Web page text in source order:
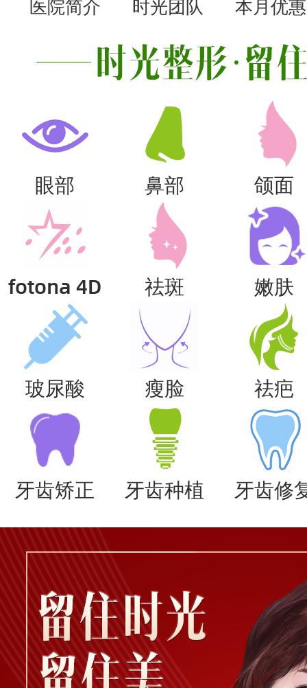
医院简介 时光团队 本月优惠
眼部 鼻部 颌面
fotona 4D 祛斑 嫩肤
玻尿酸 瘦脸 祛疤
牙齿矫正 牙齿种植 牙齿修